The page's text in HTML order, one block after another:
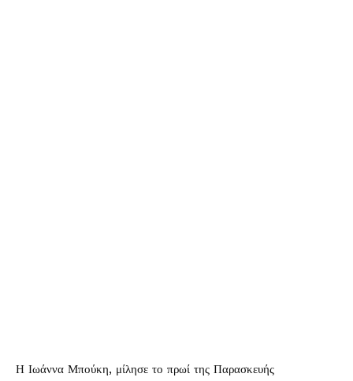
Η Ιωάννα Μπούκη, μίλησε το πρωί της Παρασκευής